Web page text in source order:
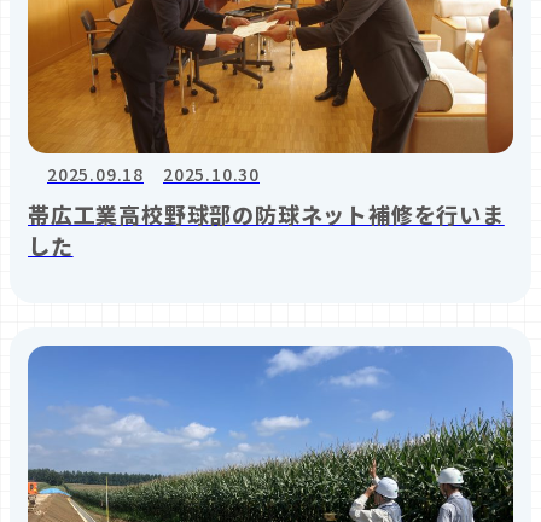
2025.09.18 2025.10.30
帯広工業高校野球部の防球ネット補修を行いま
した